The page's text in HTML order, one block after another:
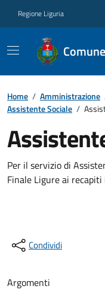
Regione Liguria
Home / Amministrazione
Assistente Sociale /
Per il servizio di
Finale Ligure ai
Condividi
Argomenti